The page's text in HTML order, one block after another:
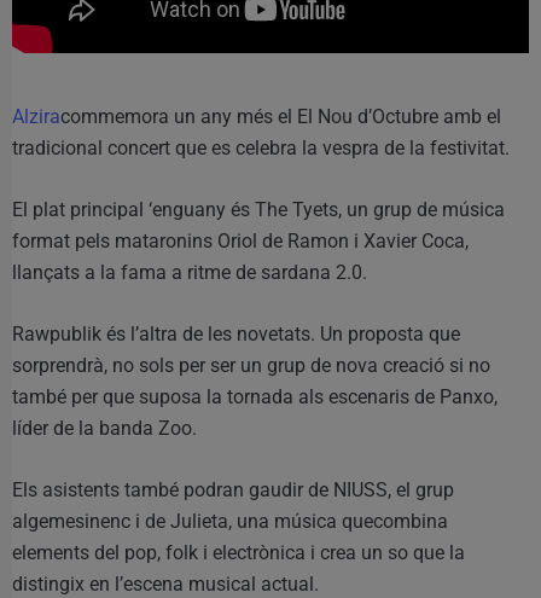
Alziracommemora un any més el El Nou d’Octubre amb el
tradicional concert que es celebra la vespra de la festivitat.
El plat principal ‘enguany és The Tyets, un grup de música
format pels mataronins Oriol de Ramon i Xavier Coca,
llançats a la fama a ritme de sardana 2.0.
Rawpublik és l’altra de les novetats. Un proposta que
sorprendrà, no sols per ser un grup de nova creació si no
també per que suposa la tornada als escenaris de Panxo,
líder de la banda Zoo.
Els asistents també podran gaudir de NIUSS, el grup
algemesinenc i de Julieta, una música quecombina
elements del pop, folk i electrònica i crea un so que la
distingix en l’escena musical actual.